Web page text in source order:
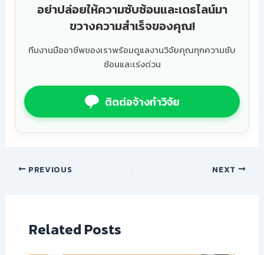
อย่าปล่อยให้ความซับซ้อนและเดธไลน์มา
ขวางความสำเร็จของคุณ!
ทีมงานมืออาชีพของเราพร้อมดูแลงานวิจัยคุณทุกความซับ
ซ้อนและเร่งด่วน
ติดต่อจ้างทำวิจัย
PREVIOUS NEXT
Related Posts